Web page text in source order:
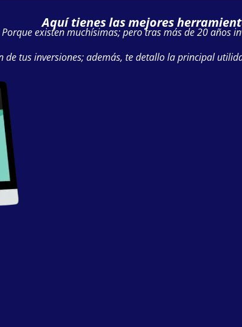
Aquí tienes las mejores
Porque existen muchísimas; pero tras más de 20 años
tus inversiones; además, te detallo la principal